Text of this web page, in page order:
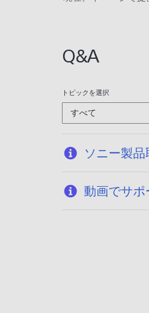
Q&A
トピックを選択
すべて
ソニー製
動画でサポ